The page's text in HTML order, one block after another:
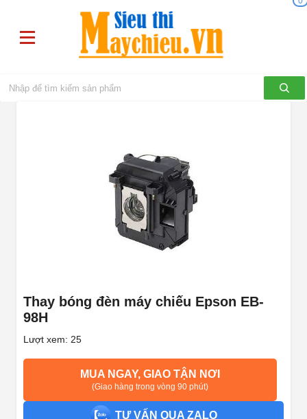
Thay bóng đèn máy chiếu Epson EB-
98H
Lượt xem: 25
MUA NGAY, GIAO TẬN NƠI
(Giao hàng trong vòng 90 phút)
TƯ VẤN QUA ZALO